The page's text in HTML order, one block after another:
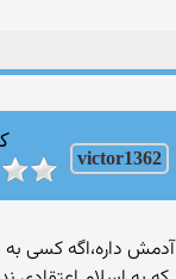
victor1362
داره،اگه کسی به